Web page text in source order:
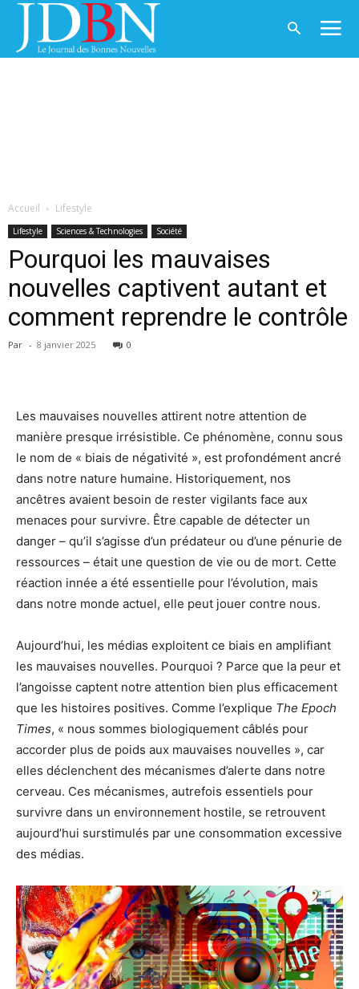
Accueil Lifestyle
Lifestyle Sciences & Technologies Société
Pourquoi les mauvaises
nouvelles captivent autant et
comment reprendre le contrôle
Par - 8 janvier 2025 0
Les mauvaises nouvelles attirent notre attention de
manière presque irrésistible. Ce phénomène, connu sous
le nom de « biais de négativité », est profondément ancré
dans notre nature humaine. Historiquement, nos
ancêtres avaient besoin de rester vigilants face aux
menaces pour survivre. Être capable de détecter un
danger – qu’il s’agisse d’un prédateur ou d’une pénurie de
ressources – était une question de vie ou de mort. Cette
réaction innée a été essentielle pour l’évolution, mais
dans notre monde actuel, elle peut jouer contre nous.
Aujourd’hui, les médias exploitent ce biais en amplifiant
les mauvaises nouvelles. Pourquoi ? Parce que la peur et
l’angoisse captent notre attention bien plus efficacement
que les histoires positives. Comme l’explique The Epoch
Times, « nous sommes biologiquement câblés pour
accorder plus de poids aux mauvaises nouvelles », car
elles déclenchent des mécanismes d’alerte dans notre
cerveau. Ces mécanismes, autrefois essentiels pour
survivre dans un environnement hostile, se retrouvent
aujourd’hui surstimulés par une consommation excessive
des médias.